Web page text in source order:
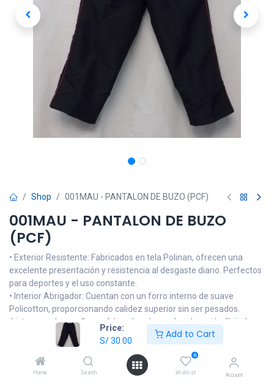
Price:
S/30.00
Add to Cart
Home Search
0
Wishlist Account
Shop 001MAU - PANTALON DE BUZO (PCF)
001MAU - PANTALON DE BUZO
(PCF)
• Exterior Resistente: Fabricados en tela Polinan, ofrecen una
excelente presentación y resistencia al desgaste diario. Perfectos
para deportes y el uso constante.
• Interior Abrigador: Cuentan con un forro interno de suave
Policotton, proporcionando calidez superior sin ser pesados.
¡Listos para las mañanas frías y las clases de educación física!
• Fácil Cuidado: Mantienen su forma y color lavado tras lavado,
facilitando la vida de los padres.
NOTA: Las imágenes son referenciales, el producto podrá llevar